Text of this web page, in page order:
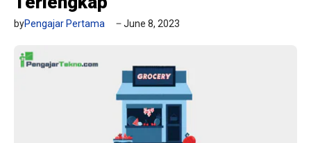
byPengajar Pertama June 8, 2023